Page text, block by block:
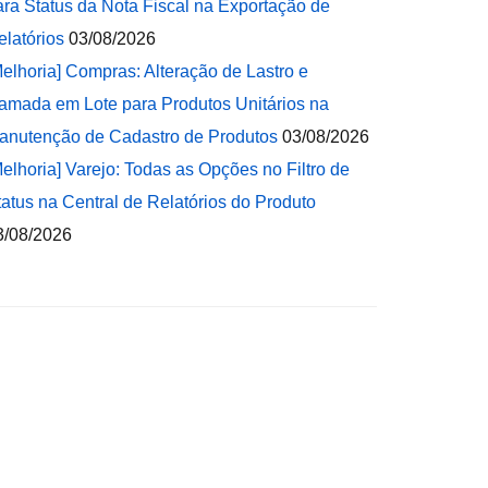
Status da Nota Fiscal na Exportação de
03/08/2026
Compras: Alteração de Lastro e
em Lote para Produtos Unitários na
de Cadastro de Produtos 03/08/2026
Varejo: Todas as Opções no Filtro de
na Central de Relatórios do Produto
08/2026